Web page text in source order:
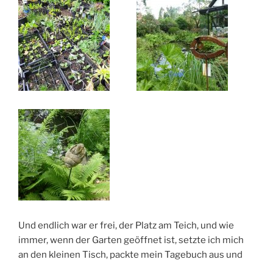
Und endlich war er frei, der Platz am Teich, und wie
immer, wenn der Garten geöffnet ist, setzte ich mich
an den kleinen Tisch, packte mein Tagebuch aus und